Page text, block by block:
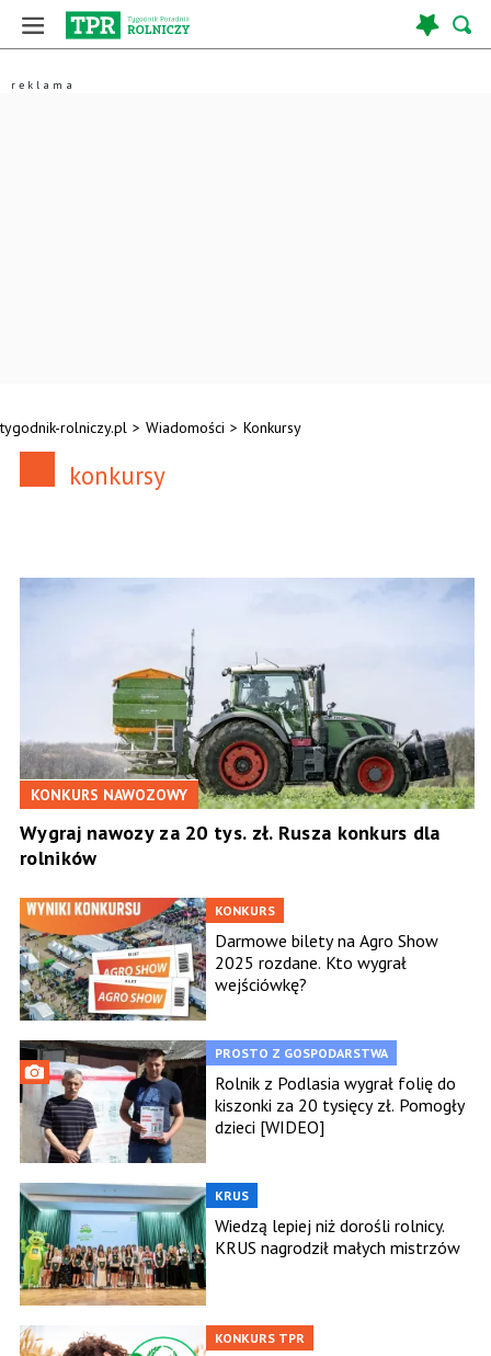
tygodnik-rolniczy.pl > Wiadomości > Konkursy
konkursy
KONKURS NAWOZOWY
Wygraj nawozy za 20 tys. zł. Rusza konkurs dla
rolników
KONKURS
Darmowe bilety na Agro Show
2025 rozdane. Kto wygrał
wejściówkę?
PROSTO Z GOSPODARSTWA
Rolnik z Podlasia wygrał folię do
kiszonki za 20 tysięcy zł. Pomogły
dzieci [WIDEO]
KRUS
Wiedzą lepiej niż dorośli rolnicy.
KRUS nagrodził małych mistrzów
KONKURS TPR